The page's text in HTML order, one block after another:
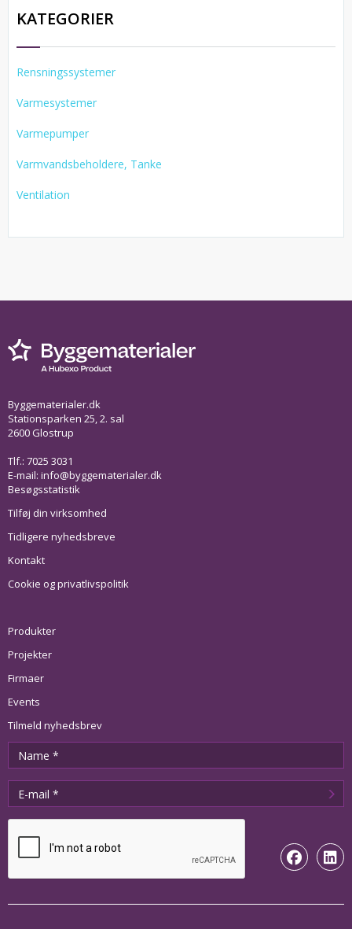
KATEGORIER
Rensningssystemer
Varmesystemer
Varmepumper
Varmvandsbeholdere, Tanke
Ventilation
Byggematerialer.dk
Stationsparken 25, 2. sal
2600 Glostrup
Tlf.: 7025 3031
E-mail: info@byggematerialer.dk
Besøgsstatistik
Tilføj din virksomhed
Tidligere nyhedsbreve
Kontakt
Cookie og privatlivspolitik
Produkter
Projekter
Firmaer
Events
Tilmeld nyhedsbrev